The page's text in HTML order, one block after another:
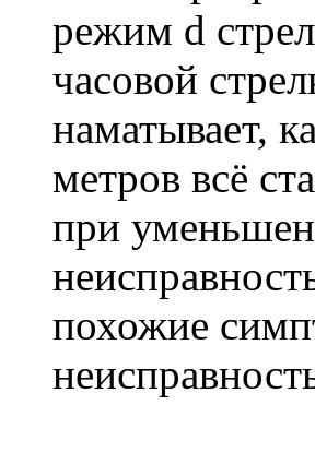
режим d
часовой
наматывает,
метров всё
при
похожие